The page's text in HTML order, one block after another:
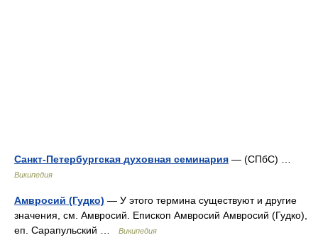
Санкт-Петербургская духовная семинария — (СПбС) …
Википедия
Амвросий (Гудко) — У этого термина существуют и другие
значения, см. Амвросий. Епископ Амвросий Амвросий (Гудко),
еп. Сарапульский …
Википедия